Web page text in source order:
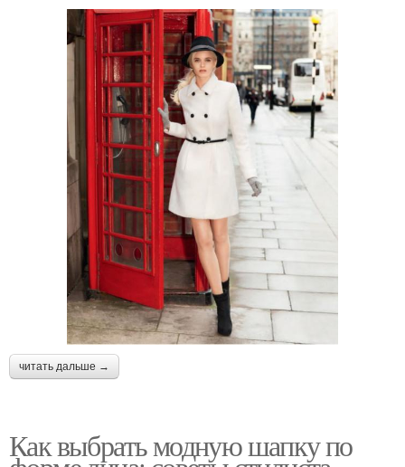
читать дальше →
Как выбрать модную шапку по